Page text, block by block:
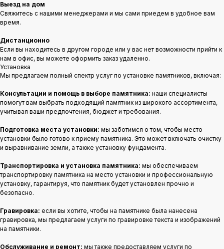
Выезд на дом
Свяжитесь с нашими менеджерами и мы сами приедем в удобное вам
время.
Дистанционно
Если вы находитесь в другом городе или у вас нет возможности прийти к
нам в офис, вы можете оформить заказ удаленно.
Установка
Мы предлагаем полный спектр услуг по установке памятников, включая:
Консультации и помощь в выборе памятника: наши специалисты
помогут вам выбрать подходящий памятник из широкого ассортимента,
учитывая ваши предпочтения, бюджет и требования.
Подготовка места установки: мы заботимся о том, чтобы место
установки было готово к приему памятника. Это может включать очистку
и выравнивание земли, а также установку фундамента.
Транспортировка и установка памятника: мы обеспечиваем
транспортировку памятника на место установки и профессиональную
установку, гарантируя, что памятник будет установлен прочно и
безопасно.
Гравировка: если вы хотите, чтобы на памятнике была нанесена
гравировка, мы предлагаем услуги по гравировке текста и изображений
на памятники.
Обслуживание и ремонт: мы также предоставляем услуги по